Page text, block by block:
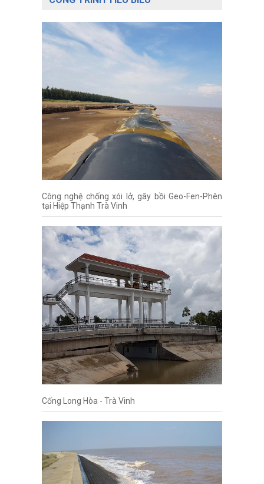
Công nghệ chống xói lở, gây bồi Geo-Fen-Phên
tại Hiệp Thạnh Trà Vinh
Cống Long Hòa - Trà Vinh